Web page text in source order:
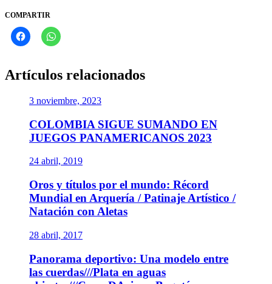
COMPARTIR
Artículos relacionados
3 noviembre, 2023
COLOMBIA SIGUE SUMANDO EN
JUEGOS PANAMERICANOS 2023
24 abril, 2019
Oros y títulos por el mundo: Récord
Mundial en Arquería / Patinaje Artístico /
Natación con Aletas
28 abril, 2017
Panorama deportivo: Una modelo entre
las cuerdas///Plata en aguas